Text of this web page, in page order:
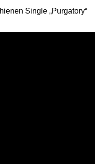
Single „Purgatory“